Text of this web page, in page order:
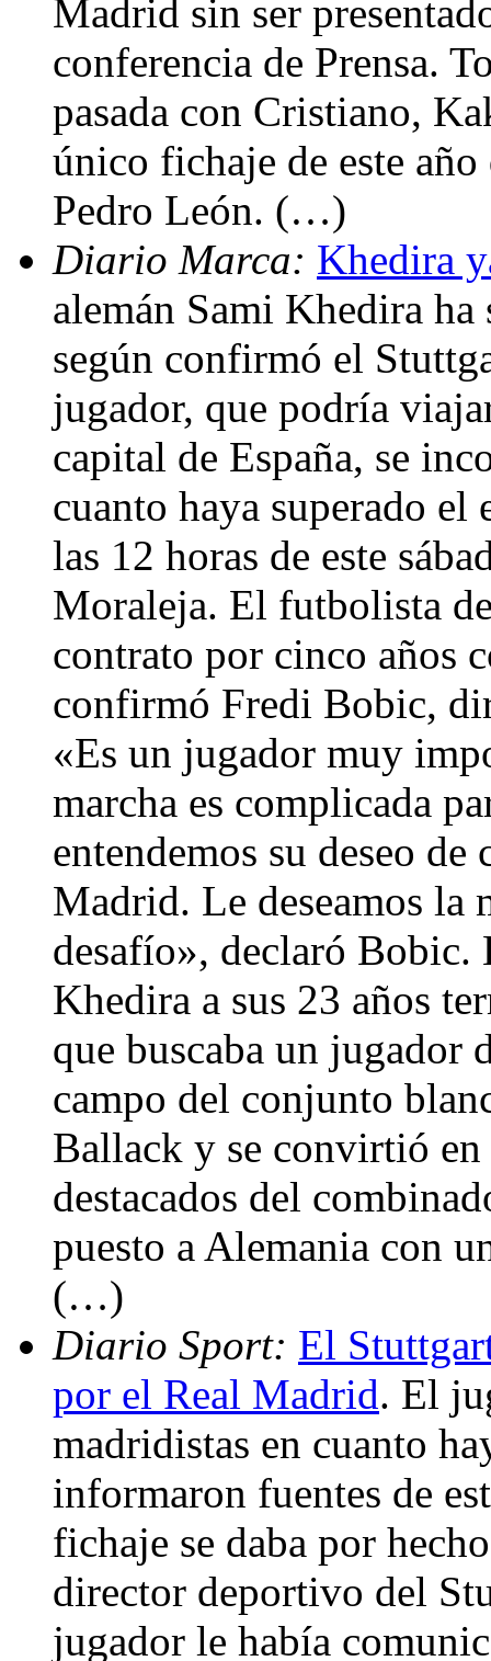
Madrid sin ser
conferencia de Prensa.
pasada con Cristiano,
único fichaje de este
Pedro León. (…)
Diario Marca: Khedira
alemán Sami Khedira
según confirmó el
jugador, que podría
capital de España, se
cuanto haya superado el
las 12 horas de este
Moraleja. El futbolista
contrato por cinco años
confirmó Fredi Bobic,
«Es un jugador muy
marcha es complicada
entendemos su deseo
Madrid. Le deseamos la
desafío», declaró
Khedira a sus 23 años
que buscaba un jugador
campo del conjunto
Ballack y se convirtió en
destacados del
puesto a Alemania con
(…)
Diario Sport: El
por el Real Madrid. El
madridistas en cuanto
informaron fuentes de
fichaje se daba por
director deportivo del
jugador le había